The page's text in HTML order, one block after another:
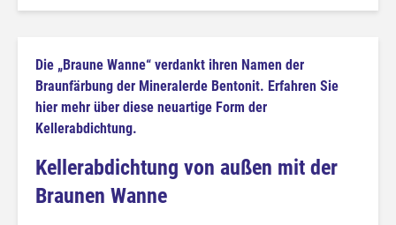
Die „Braune Wanne“ verdankt ihren Namen der
Braunfärbung der Mineralerde Bentonit. Erfahren Sie
hier mehr über diese neuartige Form der
Kellerabdichtung.
Kellerabdichtung von außen mit der
Braunen Wanne